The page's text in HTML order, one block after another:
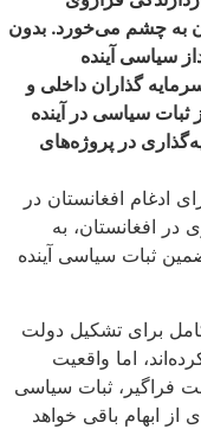
به چشم می‌خورد. بدون
سیاسی آینده
گذاران داخلی و
سیاسی در آینده
در پروژه‌های
ادغام افغانستان در
افغانستان، به
ثبات سیاسی آینده
برای تشکیل دولت
اما واقعیت
فراگیر، ثبات سیاسی
از ابهام باقی خواهد